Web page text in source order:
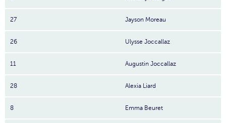
27 Jayson Moreau
26 Ulysse Joccallaz
11 Augustin Joccallaz
28 Alexia Liard
8 Emma Beuret